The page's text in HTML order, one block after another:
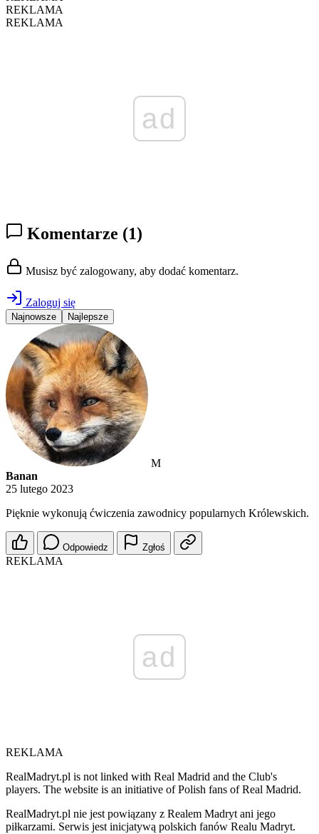
REKLAMA
REKLAMA
ad
Komentarze (1)
Musisz być zalogowany, aby dodać komentarz.
Zaloguj się
Najnowsze Najlepsze
M
Banan
25 lutego 2023
Pięknie wykonują ćwiczenia zawodnicy popularnych Królewskich.
Odpowiedz Zgłoś
REKLAMA
ad
REKLAMA
RealMadryt.pl is not linked with Real Madrid and the Club's
players. The website is an initiative of Polish fans of Real Madrid.
RealMadryt.pl nie jest powiązany z Realem Madryt ani jego
piłkarzami. Serwis jest inicjatywą polskich fanów Realu Madryt.